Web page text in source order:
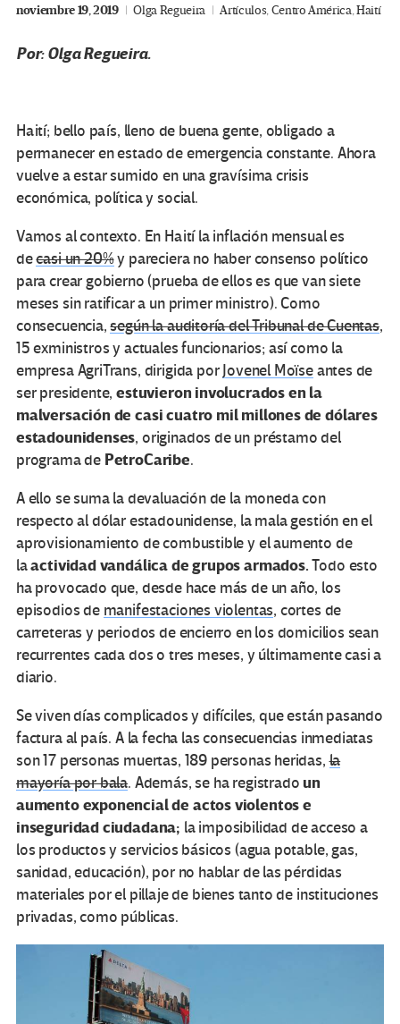
noviembre 19, 2019 Olga Regueira Artículos,Centro América,Haití
Por: Olga Regueira.
Haití; bello país, lleno de buena gente, obligado a
permanecer en estado de emergencia constante. Ahora
vuelve a estar sumido en una gravísima crisis
económica, política y social.
Vamos al contexto. En Haití la inflación mensual es
decasi un 20%y pareciera no haber consenso político
para crear gobierno (prueba de ellos es que van siete
meses sin ratificar a un primer ministro). Como
consecuencia,según la auditoría del Tribunal de Cuentas,
15 exministros y actuales funcionarios; así como la
empresa AgriTrans, dirigida porJovenel Moïseantes de
ser presidente,estuvieron involucrados en la
malversación de casi cuatro mil millones de dólares
estadounidenses, originados de un préstamo del
programa de PetroCaribe.
A ello se suma la devaluación de la moneda con
respecto al dólar estadounidense, la mala gestión en el
aprovisionamiento de combustible y el aumento de
laactividad vandálica de grupos armados.Todo esto
ha provocado que, desde hace más de un año, los
episodios de manifestaciones violentas, cortes de
carreteras y periodos de encierro en los domicilios sean
recurrentes cada dos o tres meses, y últimamente casi a
diario.
Se viven días complicados y difíciles, que están pasando
factura al país. A la fecha las consecuencias inmediatas
son 17 personas muertas, 189 personas heridas,la
mayoría por bala. Además, se ha registrado un
aumento exponencial de actos violentos e
inseguridad ciudadana; la imposibilidad de acceso a
los productos y servicios básicos (agua potable, gas,
sanidad, educación), por no hablar de las pérdidas
materiales por el pillaje de bienes tanto de instituciones
privadas, como públicas.